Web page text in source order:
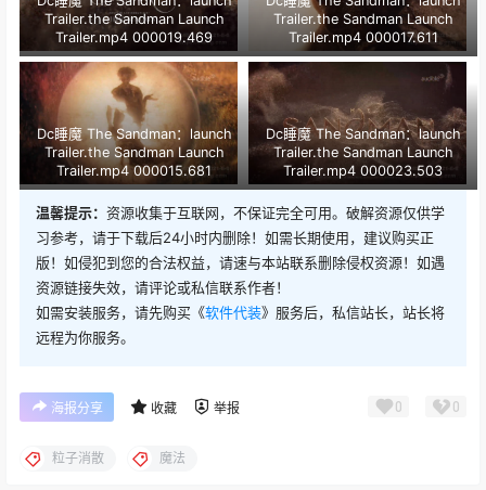
Trailer.the Sandman Launch
Trailer.mp4 000019.469
Trailer.the Sandman Launch
Trailer.mp4 000017.611
Dc睡魔 The Sandman：launch
Trailer.the Sandman Launch
Trailer.mp4 000015.681
Dc睡魔 The Sandman：launch
Trailer.the Sandman Launch
Trailer.mp4 000023.503
温馨提示： 资源收集于互联网，不保证完全可用。破解资源仅供学
习参考，请于下载后24小时内删除！如需长期使用，建议购买正
版！如侵犯到您的合法权益，请速与本站联系删除侵权资源！如遇
资源链接失效，请评论或私信联系作者！
如需安装服务，请先购买《软件代装》服务后，私信站长，站长将
远程为你服务。
海报分享 收藏 举报 0 0
粒子消散 魔法